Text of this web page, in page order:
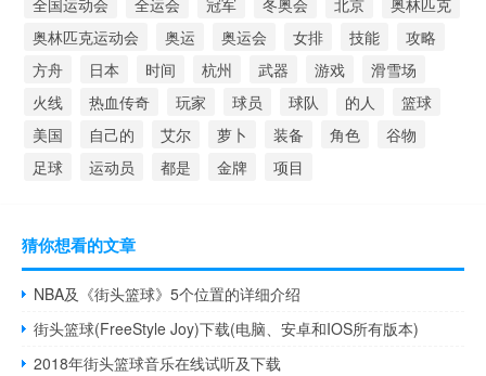
奥林匹克运动会
奥运 奥运会 女排 技能
攻略
方舟
日本 时间 杭州 武器 游戏
滑雪场
火线
热血传奇 玩家 球员 球队 的人
篮球
美国
自己的 艾尔 萝卜 装备 角色
谷物
足球
运动员 都是 金牌 项目
猜你想看的文章
NBA及《街头篮球》5个位置的详细介绍
街头篮球(FreeStyle Joy)下载(电脑、安卓和IOS所有版本)
2018年街头篮球音乐在线试听及下载